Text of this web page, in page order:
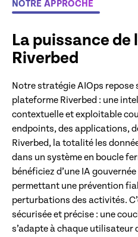
NOTRE APPROCHE
La puissance
Riverbed
Notre stratégie AIOps repose
plateforme Riverbed : une
contextuelle et exploitable
endpoints, des applications,
Riverbed, la totalité les
dans un système en boucle
bénéficiez d’une IA
permettant une prévention
perturbations des activités.
sécurisée et précise : une
s’adapte à chaque utilisateur